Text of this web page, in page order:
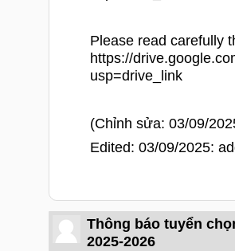
Please read carefully
https://
usp=drive_link
(Chỉnh sửa: 03/09/
Edited: 03/09/2025:
Thông báo tuyển
2025-2026